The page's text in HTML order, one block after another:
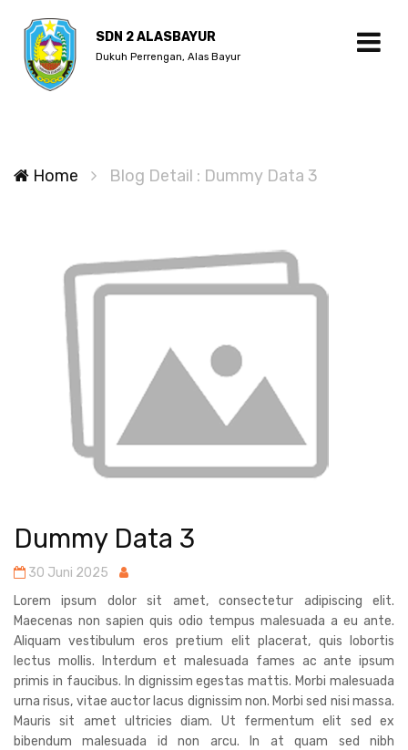
SDN 2 ALASBAYUR
Dukuh Perrengan, Alas Bayur
Home Blog Detail : Dummy Data 3
Dummy Data 3
30 Juni 2025
Lorem ipsum dolor sit amet, consectetur adipiscing elit.
Maecenas non sapien quis odio tempus malesuada a eu ante.
Aliquam vestibulum eros pretium elit placerat, quis lobortis
lectus mollis. Interdum et malesuada fames ac ante ipsum
primis in faucibus. In dignissim egestas mattis. Morbi malesuada
urna risus, vitae auctor lacus dignissim non. Morbi sed nisi massa.
Mauris sit amet ultricies diam. Ut fermentum elit sed ex
bibendum malesuada id non arcu. In at quam sed nibh